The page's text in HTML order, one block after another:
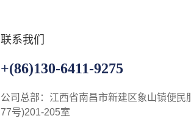
联系我们
+(86)130-6411-9275
公司总部：江西省南昌市新建区象山镇便民
77号)201-205室